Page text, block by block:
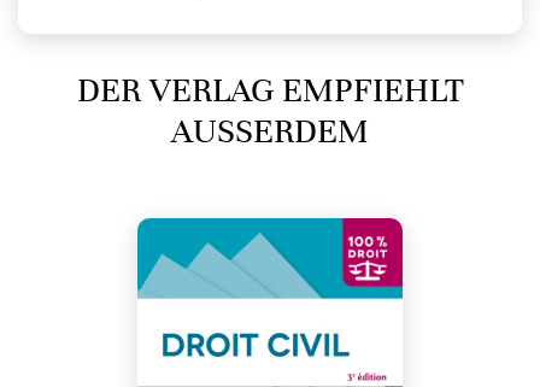
DER VERLAG EMPFIEHLT
AUSSERDEM